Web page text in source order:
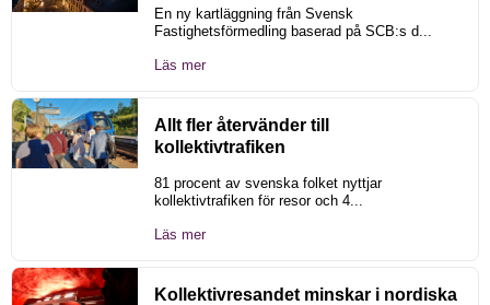
En ny kartläggning från Svensk
Fastighetsförmedling baserad på SCB:s d...
Läs mer
Allt fler återvänder till
kollektivtrafiken
81 procent av svenska folket nyttjar
kollektivtrafiken för resor och 4...
Läs mer
Kollektivresandet minskar i nordiska